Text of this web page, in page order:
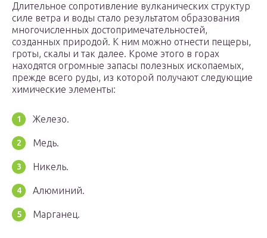
Длительное сопротивление вулканических структур
силе ветра и воды стало результатом образования
многочисленных достопримечательностей,
созданных природой. К ним можно отнести пещеры,
гроты, скалы и так далее. Кроме этого в горах
находятся огромные запасы полезных ископаемых,
прежде всего руды, из которой получают следующие
химические элементы:
Железо.
Медь.
Никель.
Алюминий.
Марганец.